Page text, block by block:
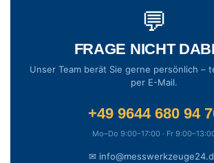
💬
FRAGE NICHT
Unser Team berät Sie gerne persönlich –
per E-Mail.
+49 9644 680 94
Mo–Do 9:00–17:00 · Fr
✉